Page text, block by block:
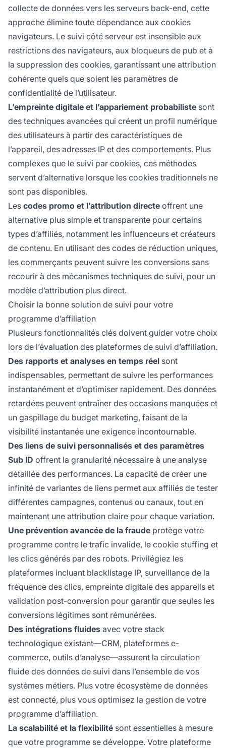
collecte de données vers les serveurs back-end, cette
approche élimine toute dépendance aux cookies
navigateurs. Le suivi côté serveur est insensible aux
restrictions des navigateurs, aux bloqueurs de pub et à
la suppression des cookies, garantissant une attribution
cohérente quels que soient les paramètres de
confidentialité de l’utilisateur.
L’empreinte digitale et l’appariement probabiliste sont
des techniques avancées qui créent un profil numérique
des utilisateurs à partir des caractéristiques de
l’appareil, des adresses IP et des comportements. Plus
complexes que le suivi par cookies, ces méthodes
servent d’alternative lorsque les cookies traditionnels ne
sont pas disponibles.
Les codes promo et l’attribution directe offrent une
alternative plus simple et transparente pour certains
types d’affiliés, notamment les influenceurs et créateurs
de contenu. En utilisant des codes de réduction uniques,
les commerçants peuvent suivre les conversions sans
recourir à des mécanismes techniques de suivi, pour un
modèle d’attribution plus direct.
Choisir la bonne solution de suivi pour votre
programme d’affiliation
Plusieurs fonctionnalités clés doivent guider votre choix
lors de l’évaluation des plateformes de suivi d’affiliation.
Des rapports et analyses en temps réel sont
indispensables, permettant de suivre les performances
instantanément et d’optimiser rapidement. Des données
retardées peuvent entraîner des occasions manquées et
un gaspillage du budget marketing, faisant de la
visibilité instantanée une exigence incontournable.
Des liens de suivi personnalisés et des paramètres
Sub ID offrent la granularité nécessaire à une analyse
détaillée des performances. La capacité de créer une
infinité de variantes de liens permet aux affiliés de tester
différentes campagnes, contenus ou canaux, tout en
maintenant une attribution claire pour chaque variation.
Une prévention avancée de la fraude protège votre
programme contre le trafic invalide, le cookie stuffing et
les clics générés par des robots. Privilégiez les
plateformes incluant blacklistage IP, surveillance de la
fréquence des clics, empreinte digitale des appareils et
validation post-conversion pour garantir que seules les
conversions légitimes sont rémunérées.
Des intégrations fluides avec votre stack
technologique existant—CRM, plateformes e-
commerce, outils d’analyse—assurent la circulation
fluide des données de suivi dans l’ensemble de vos
systèmes métiers. Plus votre écosystème de données
est connecté, plus vous optimisez la gestion de votre
programme d’affiliation.
La scalabilité et la flexibilité sont essentielles à mesure
que votre programme se développe. Votre plateforme